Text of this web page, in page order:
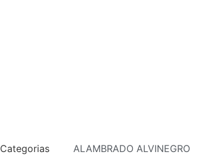
Categorias ALAMBRADO ALVINEGRO